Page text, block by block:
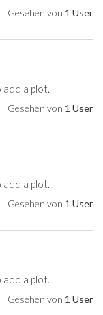
Gesehen von 1 User
a plot.
Gesehen von 1 User
a plot.
Gesehen von 1 User
a plot.
Gesehen von 1 User